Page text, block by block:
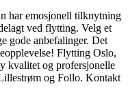
har emosjonell tilknytning
ved flytting. Velg et
gode anbefalinger. Det
Flytting Oslo,
kvalitet og profersjonelle
og Follo. Kontakt